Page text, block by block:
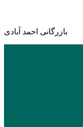
بازرگانی احمد آبادی